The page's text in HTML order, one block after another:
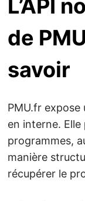
L’API
de
savoir
PMU.fr expose
en interne. Elle
programmes,
manière
récupérer le